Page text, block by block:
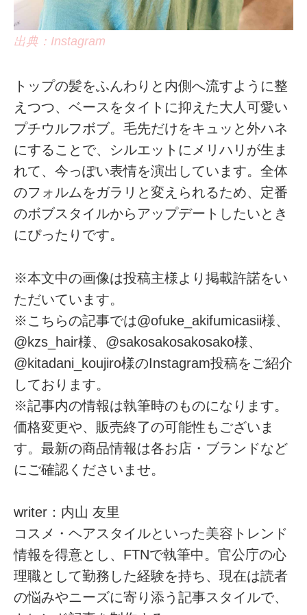
出典：Instagram
トップの髪をふんわりと内側へ流すように整
えつつ、ベースをタイトに抑えた大人可愛い
プチウルフボブ。毛先だけをキュッと外ハネ
にすることで、シルエットにメリハリが生ま
れて、今っぽい表情を演出しています。全体
のフォルムをガラリと変えられるため、定番
のボブスタイルからアップデートしたいとき
にぴったりです。
※本文中の画像は投稿主様より掲載許諾をい
ただいています。
※こちらの記事では@ofuke_akifumicasii様、
@kzs_hair様、@sakosakosakosako様、
@kitadani_koujiro様のInstagram投稿をご紹介
しております。
※記事内の情報は執筆時のものになります。
価格変更や、販売終了の可能性もございま
す。最新の商品情報は各お店・ブランドなど
にご確認くださいませ。
writer：内山 友里
コスメ・ヘアスタイルといった美容トレンド
情報を得意とし、FTNで執筆中。官公庁の心
理職として勤務した経験を持ち、現在は読者
の悩みやニーズに寄り添う記事スタイルで、